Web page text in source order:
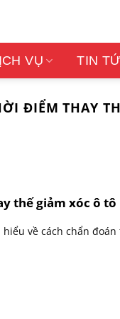
VỤ TIN
ĐIỂM THAY
thế giảm xóc ô tô
về cách chẩn